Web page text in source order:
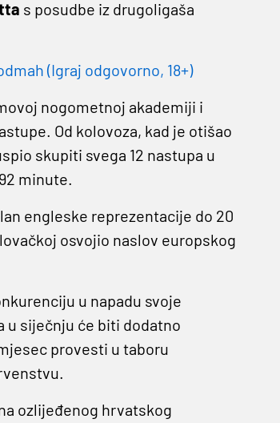
s posudbe iz drugoligaša
(Igraj odgovorno, 18+)
nogometnoj akademiji i
Od kolovoza, kad je otišao
skupiti svega 12 nastupa u
minute.
engleske reprezentacije do 20
osvojio naslov europskog
u napadu svoje
u siječnju će biti dodatno
provesti u taboru
ozlijeđenog hrvatskog